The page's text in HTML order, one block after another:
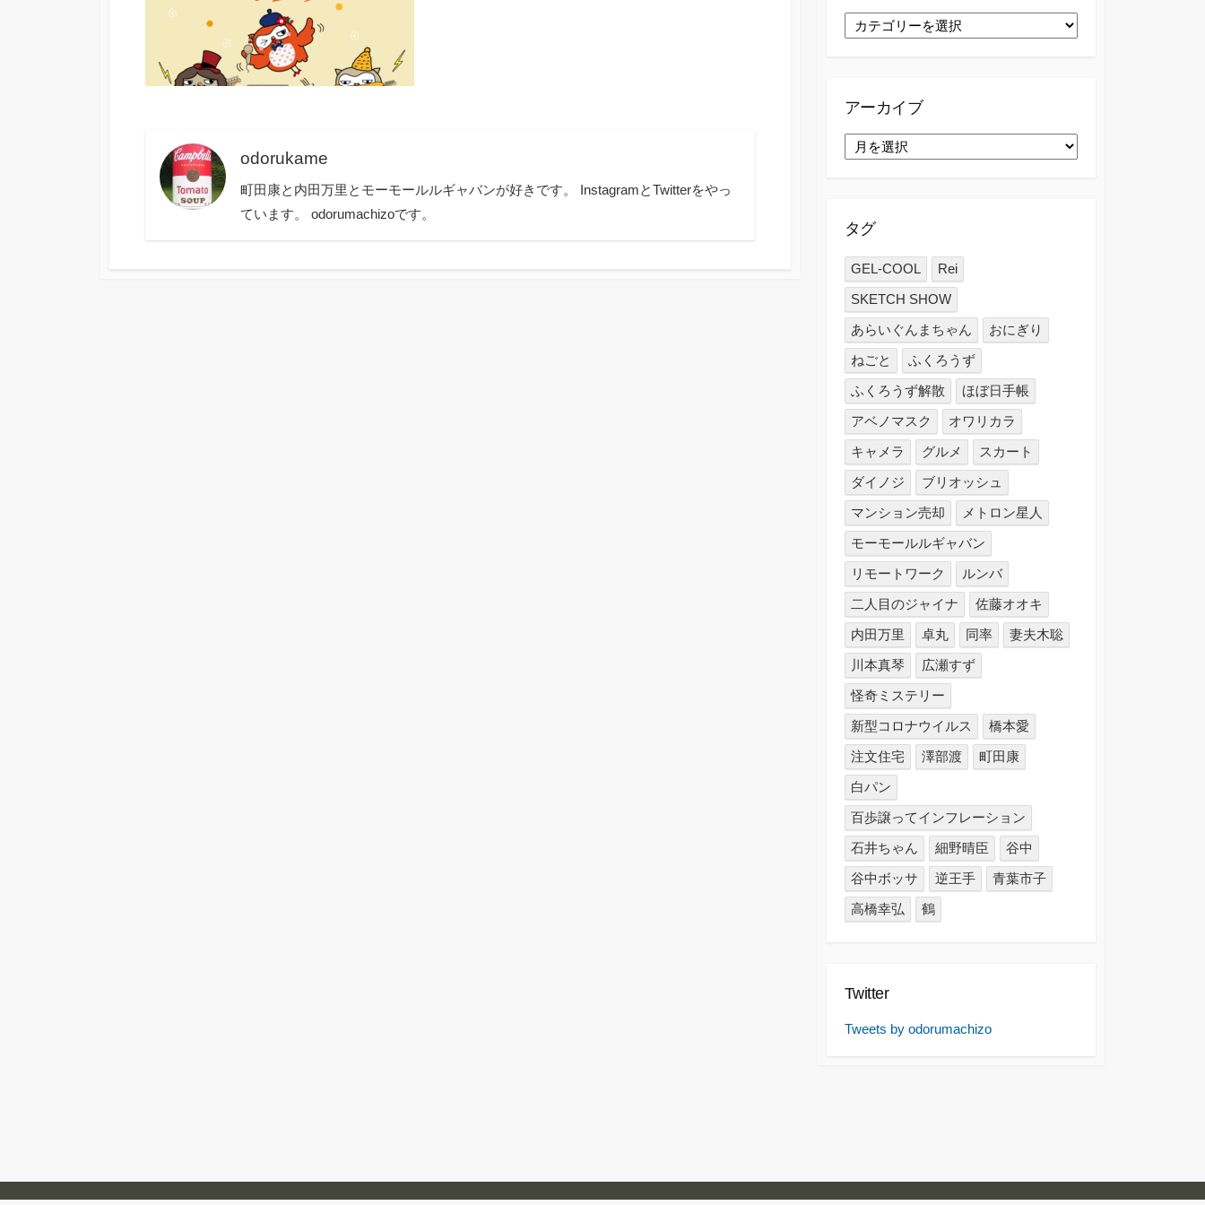
odorukame
町田康と内田万里とモーモールルギャバンが好きです。 InstagramとTwitterをやっ
ています。 odorumachizoです。
カ
テ
アーカイブ
ー
タグ
GEL-COOL
Rei
SKETCH SHOW
あらいぐんまちゃん
おにぎり
ねごと
ふくろうず
ふくろうず解散
ほぼ日手帳
アベノマスク
オワリカラ
キャメラ
グルメ
スカート
ダイノジ
ブリオッシュ
マンション売却
メトロン星人
モーモールルギャバン
リモートワーク
ルンバ
二人目のジャイナ
佐藤オオキ
内田万里
卓丸 同率
妻夫木聡
川本真琴
広瀬すず
怪奇ミステリー
新型コロナウイルス
橋本愛
注文住宅
澤部渡
町田康
白パン
百歩譲ってインフレーション
石井ちゃん
細野晴臣
谷中
谷中ボッサ
逆王手
青葉市子
高橋幸弘
鶴
Twitter
Tweets by odorumachizo